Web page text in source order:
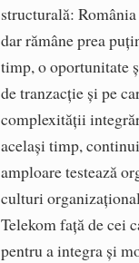
structurală:
dar rămâne prea
timp, o oportunitate
de tranzacție și pe
complexității
același timp,
amploare testează
culturi
Telekom față de cei
pentru a integra și